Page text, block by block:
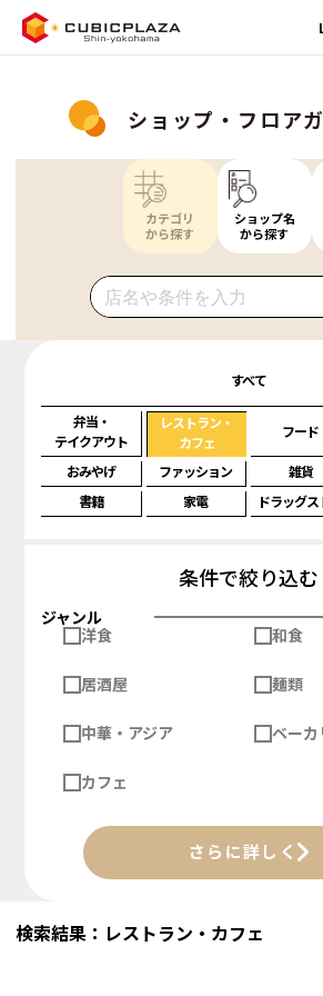
ショップ・フロア
カテゴリ
から探す
ショップ名
から探す
すべて
弁当・
テイクアウト
レストラン・
カフェ
フード
おみやげ ファッション 雑貨
書籍
家電 ドラッグス
条件で絞り込む
ジャンル
洋食
和食
居酒屋 麺類
中華・アジア ベーカ
カフェ
さらに詳しく
検索結果：レストラン・カフェ